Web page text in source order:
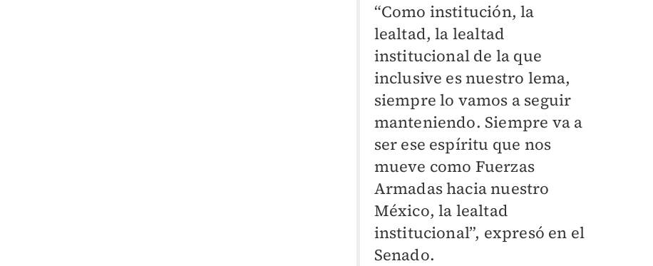
“Como institución, la
lealtad, la lealtad
institucional de la que
inclusive es nuestro lema,
siempre lo vamos a seguir
manteniendo. Siempre va a
ser ese espíritu que nos
mueve como Fuerzas
Armadas hacia nuestro
México, la lealtad
institucional”, expresó en el
Senado.